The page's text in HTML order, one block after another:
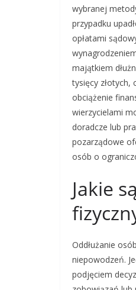
wybranej
przypadku
opłatami
majątkiem
tysięcy
obciążenie
wierzycielami
doradcze lub
pozarządowe
osób o
Jakie
Oddłużanie
niepowodzeń.
podjęciem